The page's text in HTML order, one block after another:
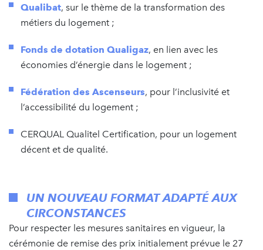
Qualibat, sur le thème de la transformation des
métiers du logement ;
Fonds de dotation Qualigaz, en lien avec les
économies d’énergie dans le logement ;
Fédération des Ascenseurs, pour l’inclusivité et
l’accessibilité du logement ;
CERQUAL Qualitel Certification, pour un logement
décent et de qualité.
UN NOUVEAU FORMAT ADAPTÉ AUX
CIRCONSTANCES
Pour respecter les mesures sanitaires en vigueur, la
cérémonie de remise des prix initialement prévue le 27